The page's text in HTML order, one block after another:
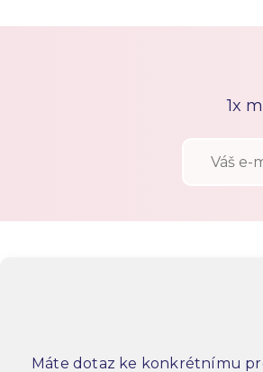
1x
Máte dotaz ke konkrétnímu